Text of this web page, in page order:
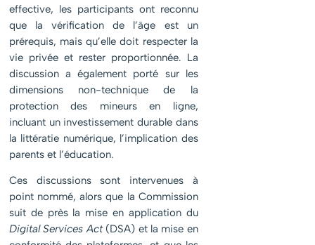
effective, les participants ont reconnu
que la vérification de l’âge est un
prérequis, mais qu’elle doit respecter la
vie privée et rester proportionnée. La
discussion a également porté sur les
dimensions non-technique de la
protection des mineurs en ligne,
incluant un investissement durable dans
la littératie numérique, l’implication des
parents et l’éducation.
Ces discussions sont intervenues à
point nommé, alors que la Commission
suit de près la mise en application du
Digital Services Act(DSA) et la mise en